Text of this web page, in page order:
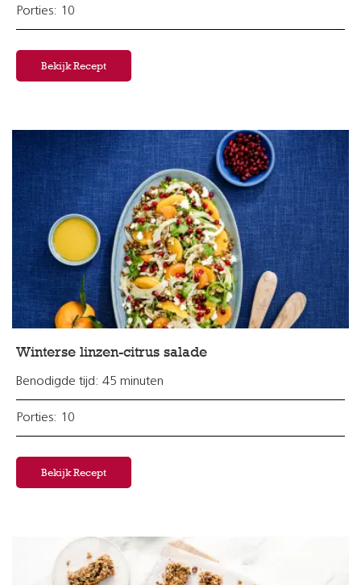
Porties: 10
Bekijk Recept
Winterse linzen-citrus salade
Benodigde tijd: 45 minuten
Porties: 10
Bekijk Recept